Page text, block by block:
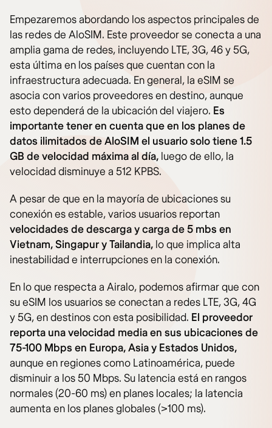
Empezaremos abordando los aspectos principales de
las redes de AloSIM. Este proveedor se conecta a una
amplia gama de redes, incluyendo LTE, 3G, 46 y 5G,
esta última en los países que cuentan con la
infraestructura adecuada. En general, la eSIM se
asocia con varios proveedores en destino, aunque
esto dependerá de la ubicación del viajero. Es
importante tener en cuenta que en los planes de
datos ilimitados de AloSIM el usuario solo tiene 1.5
GB de velocidad máxima al día, luego de ello, la
velocidad disminuye a 512 KPBS.
A pesar de que en la mayoría de ubicaciones su
conexión es estable, varios usuarios reportan
velocidades de descarga y carga de 5 mbs en
Vietnam, Singapur y Tailandia, lo que implica alta
inestabilidad e interrupciones en la conexión.
En lo que respecta a Airalo, podemos afirmar que con
su eSIM los usuarios se conectan a redes LTE, 3G, 4G
y 5G, en destinos con esta posibilidad. El proveedor
reporta una velocidad media en sus ubicaciones de
75-100 Mbps en Europa, Asia y Estados Unidos,
aunque en regiones como Latinoamérica, puede
disminuir a los 50 Mbps. Su latencia está en rangos
normales (20-60 ms) en planes locales; la latencia
aumenta en los planes globales (>100 ms).